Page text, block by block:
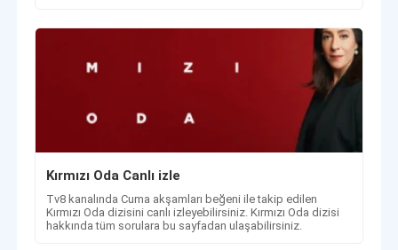
Kırmızı Oda Canlı izle
Tv8 kanalında Cuma akşamları beğeni ile takip edilen
Kırmızı Oda dizisini canlı izleyebilirsiniz. Kırmızı Oda dizisi
hakkında tüm sorulara bu sayfadan ulaşabilirsiniz.